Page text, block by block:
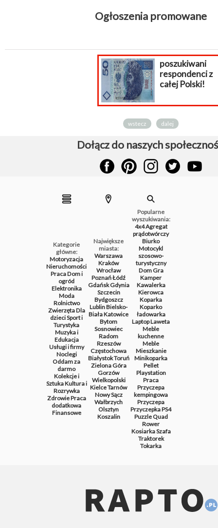
Ogłoszenia promowane
poszukiwani
respondenci z
całej Polski!
wstecz dalej
Dołącz do naszych
Kategorie
główne:
Motoryzacja
Nieruchomości
PracaDom i
ogród
Elektronika
Moda
Rolnictwo
ZwierzętaDla
dzieciSport i
Turystyka
Muzyka i
Edukacja
Usługi i firmy
Noclegi
Oddam za
darmo
Kolekcje i
SztukaKultura i
Rozrywka
ZdrowiePraca
dodatkowa
Finansowe
Największe
miasta:
Warszawa
Kraków
Wrocław
PoznańŁódź
GdańskGdynia
Szczecin
Bydgoszcz
LublinBielsko-
BiałaKatowice
Bytom
Sosnowiec
Radom
Rzeszów
Częstochowa
BiałystokToruń
Zielona Góra
Gorzów
Wielkopolski
KielceTarnów
Nowy Sącz
Wałbrzych
Olsztyn
Koszalin
Popularne
wyszukiwania:
4x4Agregat
prądotwórczy
Biurko
Motocykl
szosowo-
turystyczny
DomGra
Kamper
Kawalerka
Kierowca
Koparka
Koparko
ładowarka
LaptopLaweta
Meble
kuchenne
Meble
Mieszkanie
Minikoparka
Pellet
Playstation
Praca
Przyczepa
kempingowa
Przyczepa
PrzyczepkaPS4
PuzzleQuad
Rower
KosiarkaSzafa
Traktorek
Tokarka